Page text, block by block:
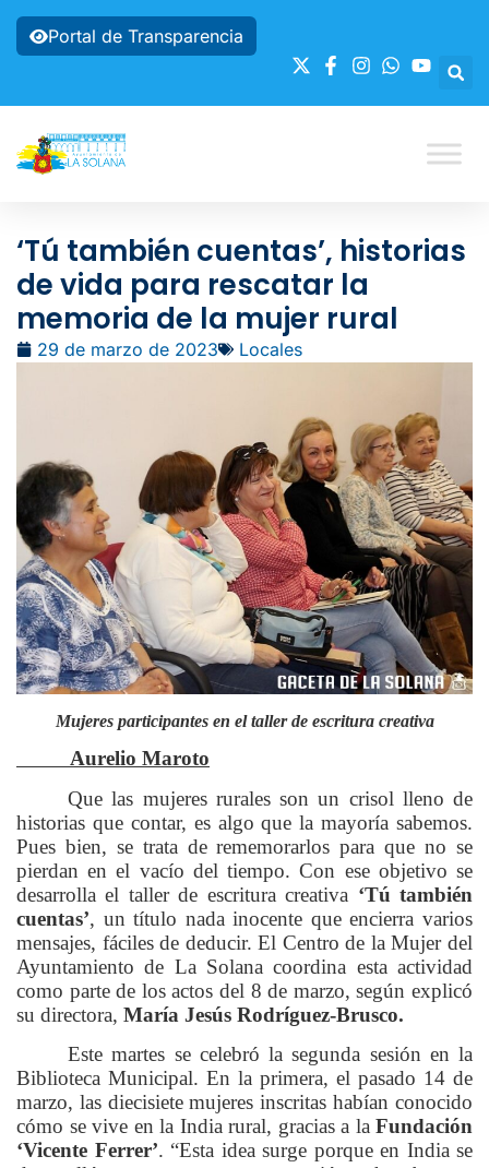
Portal de Transparencia
‘Tú también cuentas’, historias
de vida para rescatar la
memoria de la mujer rural
29 de marzo de 2023 Locales
Mujeres participantes en el taller de escritura creativa
Aurelio Maroto
Que las mujeres rurales son un crisol lleno de
historias que contar, es algo que la mayoría sabemos.
Pues bien, se trata de rememorarlos para que no se
pierdan en el vacío del tiempo. Con ese objetivo se
desarrolla el taller de escritura creativa ‘Tú también
cuentas’, un título nada inocente que encierra varios
mensajes, fáciles de deducir. El Centro de la Mujer del
Ayuntamiento de La Solana coordina esta actividad
como parte de los actos del 8 de marzo, según explicó
su directora, María Jesús Rodríguez-Brusco.
Este martes se celebró la segunda sesión en la
Biblioteca Municipal. En la primera, el pasado 14 de
marzo, las diecisiete mujeres inscritas habían conocido
cómo se vive en la India rural, gracias a la Fundación
‘Vicente Ferrer’. “Esta idea surge porque en India se